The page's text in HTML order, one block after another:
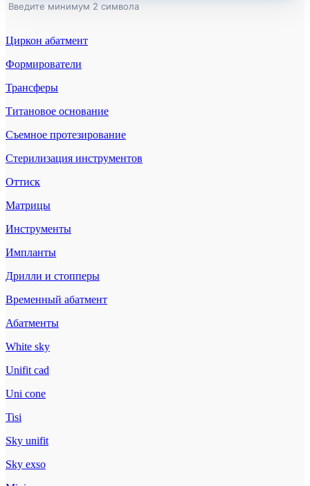
Введите минимум 2 символа
Циркон абатмент
Формирователи
Трансферы
Титановое основание
Съемное протезирование
Стерилизация инструментов
Оттиск
Матрицы
Инструменты
Импланты
Дрилли и стопперы
Временный абатмент
Абатменты
White sky
Unifit cad
Uni cone
Tisi
Sky unifit
Sky exso